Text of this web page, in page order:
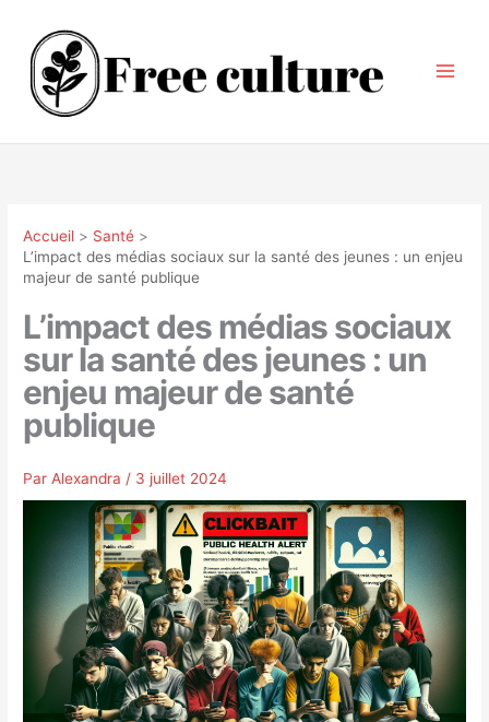
contenu
Accueil
Santé
L’impact des médias sociaux sur la santé des jeunes : un enjeu
majeur de santé publique
L’impact des médias sociaux
sur la santé des jeunes : un
enjeu majeur de santé
publique
Par Alexandra / 3 juillet 2024